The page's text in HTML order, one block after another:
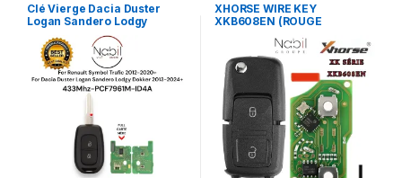
Clé Vierge Dacia Duster
Logan Sandero Lodgy
Dokker Renault Symbol
Trafic 2013-2024+ *AVEC
LOGO*
XHORSE WIRE KEY
XKB608EN (ROUGE